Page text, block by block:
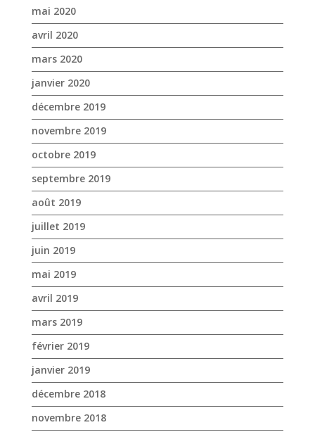
mai 2020
avril 2020
mars 2020
janvier 2020
décembre 2019
novembre 2019
octobre 2019
septembre 2019
août 2019
juillet 2019
juin 2019
mai 2019
avril 2019
mars 2019
février 2019
janvier 2019
décembre 2018
novembre 2018